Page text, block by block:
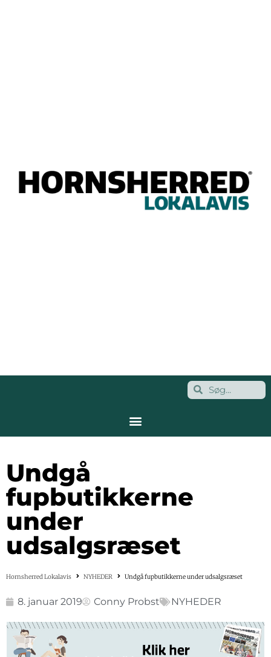
Undgå
fupbutikkerne
under
udsalgsræset
Hornsherred Lokalavis NYHEDER Undgå fupbutikkerne under udsalgsræset
8. januar 2019 Conny Probst NYHEDER